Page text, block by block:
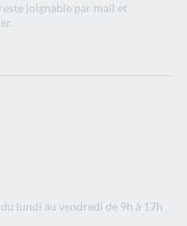
joignable par mail et
lundi au vendredi de 9h à 17h